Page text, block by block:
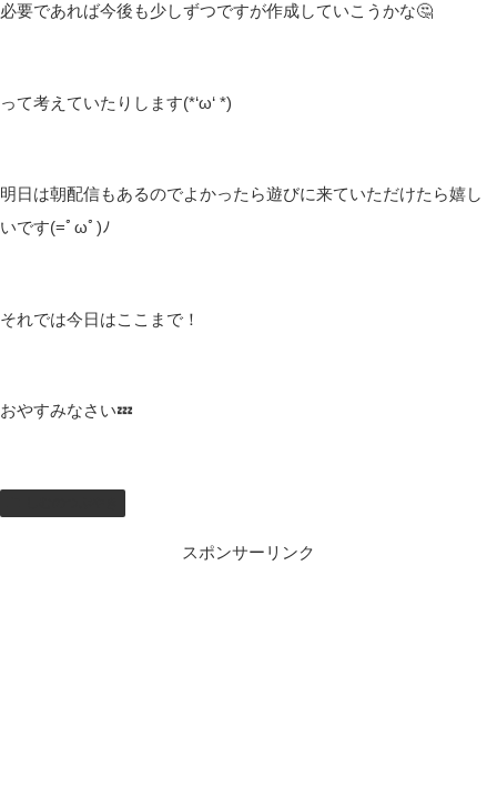
必要であれば今後も少しずつですが作成していこうかな🤔
って考えていたりします(*‘ω‘ *)
明日は朝配信もあるのでよかったら遊びに来ていただけたら嬉し
いです(=ﾟωﾟ)ﾉ
それでは今日はここまで！
おやすみなさい💤
スポンサーリンク